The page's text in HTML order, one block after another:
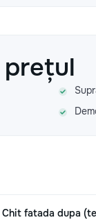
Chit fatada dupa